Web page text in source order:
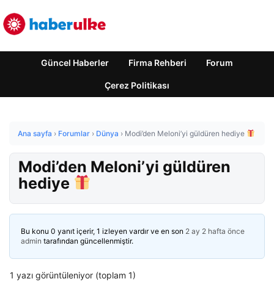
Güncel Haberler Firma Rehberi Forum
Çerez Politikası
Ana sayfa › Forumlar › Dünya › Modi’den Meloni’yi güldüren hediye
Modi’den Meloni’yi güldüren
hediye
Bu konu 0 yanıt içerir, 1 izleyen vardır ve en son 2 ay 2 hafta önce
admin tarafından güncellenmiştir.
1 yazı görüntüleniyor (toplam 1)